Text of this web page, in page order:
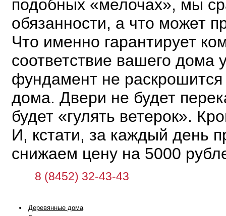
подобных «мелочах», мы
обязанности, а что может
Что именно гарантирует
соответствие вашего дома
фундамент не раскрошится
дома. Двери не будет
будет «гулять ветерок».
И, кстати, за каждый день
снижаем цену на 5000
8 (8452) 32-43-43
Деревянные дома